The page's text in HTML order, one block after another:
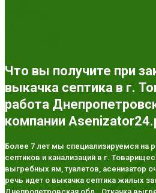
Что вы получите при
выкачка септика в г.
работа
компании
Более 7 лет мы специализируемся на
септиков и канализаций в г.
выгребных ям, туалетов, асенизатор
речь идет о выкачка септика жилых